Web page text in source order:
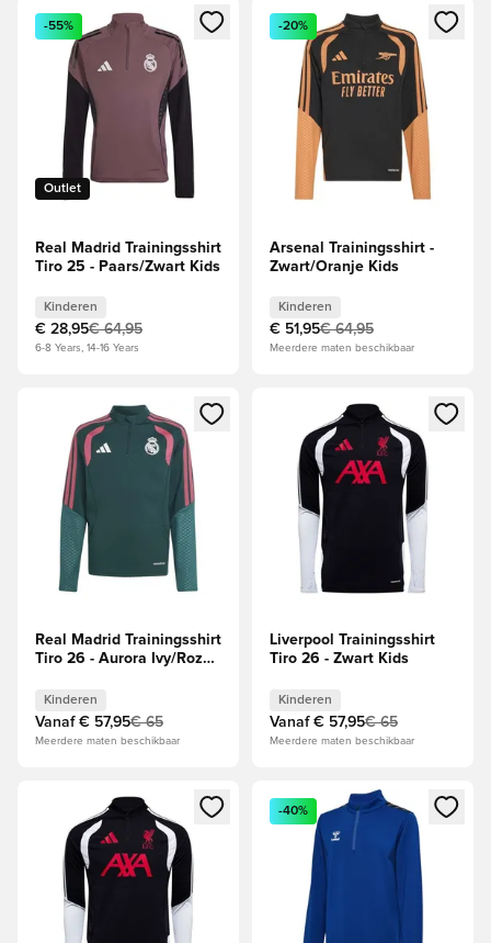
Opent een venster om in te loggen of je aan te melden als
Outlet
-55%
Real Madrid Trainingsshirt
Tiro 25 - Paars/Zwart Kids
Kinderen
€ 28,95€ 64,95
6-8 Years, 14-16 Years
Opent een venster om in te
-20%
Arsenal Trainingsshirt -
Zwart/Oranje Kids
Kinderen
€ 51,95€ 64,95
Meerdere maten beschikbaar
Opent een venster om in te loggen of je aan te melden als
Real Madrid Trainingsshirt
Tiro 26 - Aurora Ivy/Roze
Kinderen
Vanaf € 57,95€ 65
Meerdere maten beschikbaar
Opent een venster om in te
Liverpool Trainingsshirt
Tiro 26 - Zwart Kids
Kinderen
Vanaf € 57,95€ 65
Meerdere maten beschikbaar
Opent een venster om in te loggen of je aan te melden als
Opent een venster om in te
-40%